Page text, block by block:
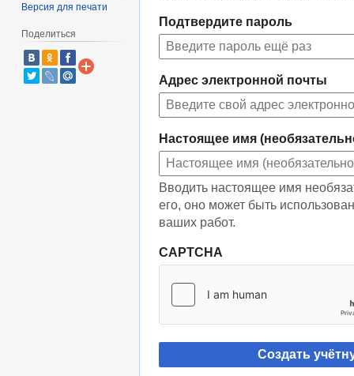
Подтвердите пароль
Адрес электронной почты
Настоящее имя
Вводить настоящее имя
его, оно может быть
ваших работ.
CAPTCHA
Создать
Версия для печати
Поделиться